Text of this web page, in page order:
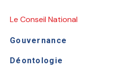
Le Conseil National
Gouvernance
Déontologie